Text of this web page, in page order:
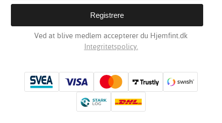
Ved at blive medlem accepterer du Hjemfint.dk
Integritetspolicy.